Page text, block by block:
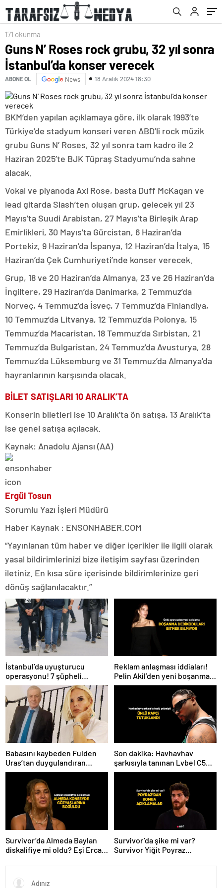
171 okunma
Guns N’ Roses rock grubu, 32 yıl sonra
İstanbul’da konser verecek
ABONE OL News 18 Aralık 2024 18:30
BKM’den yapılan açıklamaya göre, ilk olarak 1993’te
Türkiye’de stadyum konseri veren ABD’li rock müzik
grubu Guns N’ Roses, 32 yıl sonra tam kadro ile 2
Haziran 2025’te BJK Tüpraş Stadyumu’nda sahne
alacak.
Vokal ve piyanoda Axl Rose, basta Duff McKagan ve
lead gitarda Slash’ten oluşan grup, gelecek yıl 23
Mayıs’ta Suudi Arabistan, 27 Mayıs’ta Birleşik Arap
Emirlikleri, 30 Mayıs’ta Gürcistan, 6 Haziran’da
Portekiz, 9 Haziran’da İspanya, 12 Haziran’da İtalya, 15
Haziran’da Çek Cumhuriyeti’nde konser verecek.
Grup, 18 ve 20 Haziran’da Almanya, 23 ve 26 Haziran’da
İngiltere, 29 Haziran’da Danimarka, 2 Temmuz’da
Norveç, 4 Temmuz’da İsveç, 7 Temmuz’da Finlandiya,
10 Temmuz’da Litvanya, 12 Temmuz’da Polonya, 15
Temmuz’da Macaristan, 18 Temmuz’da Sırbistan, 21
Temmuz’da Bulgaristan, 24 Temmuz’da Avusturya, 28
Temmuz’da Lüksemburg ve 31 Temmuz’da Almanya’da
hayranlarının karşısında olacak.
BİLET SATIŞLARI 10 ARALIK’TA
Konserin biletleri ise 10 Aralık’ta ön satışa, 13 Aralık’ta
ise genel satışa açılacak.
Kaynak: Anadolu Ajansı (AA)
Ergül Tosun
Sorumlu Yazı İşleri Müdürü
Haber Kaynak : ENSONHABER.COM
“Yayınlanan tüm haber ve diğer içerikler ile ilgili olarak
yasal bildirimlerinizi bize iletişim sayfası üzerinden
iletiniz. En kısa süre içerisinde bildirimlerinize geri
dönüş sağlanılacaktır.”
İstanbul’da uyuşturucu
operasyonu! 7 şüpheli
tutuklandı
Reklam anlaşması iddiaları!
Pelin Akil’den yeni boşanma
açıklaması
Babasını kaybeden Fulden
Uras’tan duygulandıran
paylaşım! ‘Nurlarda uyu’
Son dakika: Havhavhav
şarkısıyla tanınan Lvbel C5
tutuklandı
Survivor’da Almeda Baylan
diskalifiye mi oldu? Eşi Ercan
Survivor’da şike mi var?
Survivor Yiğit Poyraz
açıklamalarda bulundu